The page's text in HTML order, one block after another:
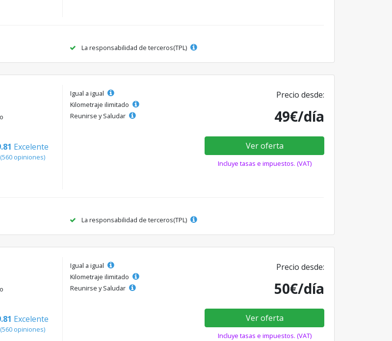
La responsabilidad de terceros(TPL)
Excelente
(560 opiniones)
Igual a igual
Kilometraje ilimitado
Reunirse y Saludar
Precio desde:
49€/día
Ver oferta
Incluye tasas e impuestos. (VAT)
La responsabilidad de terceros(TPL)
Excelente
(560 opiniones)
Igual a igual
Kilometraje ilimitado
Reunirse y Saludar
Precio desde:
50€/día
Ver oferta
Incluye tasas e impuestos. (VAT)